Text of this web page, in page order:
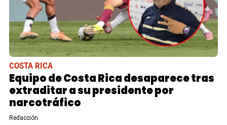
COSTA RICA
Equipo de Costa Rica desaparece tras
extraditar a su presidente por
narcotráfico
Redacción